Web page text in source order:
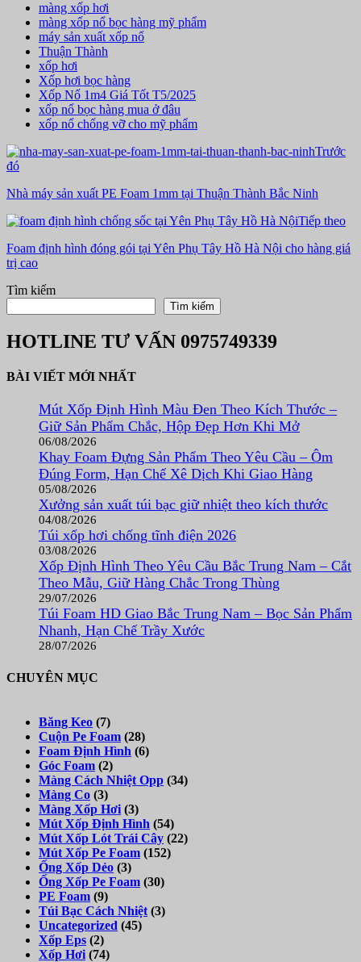
màng xốp hơi
màng xốp nổ bọc hàng mỹ phẩm
máy sản xuất xốp nổ
Thuận Thành
xốp hơi
Xốp hơi bọc hàng
Xốp Nổ 1m4 Giá Tốt T5/2025
xốp nổ bọc hàng mua ở đâu
xốp nổ chống vỡ cho mỹ phẩm
Trước
đó
Nhà máy sản xuất PE Foam 1mm tại Thuận Thành Bắc Ninh
Tiếp theo
Foam định hình đóng gói tại Yên Phụ Tây Hồ Hà Nội cho hàng giá
trị cao
Tìm kiếm
Tìm kiếm
HOTLINE TƯ VẤN 0975749339
BÀI VIẾT MỚI NHẤT
Mút Xốp Định Hình Màu Đen Theo Kích Thước –
Giữ Sản Phẩm Chắc, Hộp Đẹp Hơn Khi Mở
06/08/2026
Khay Foam Đựng Sản Phẩm Theo Yêu Cầu – Ôm
Đúng Form, Hạn Chế Xê Dịch Khi Giao Hàng
05/08/2026
Xưởng sản xuất túi bạc giữ nhiệt theo kích thước
04/08/2026
Túi xốp hơi chống tĩnh điện 2026
03/08/2026
Xốp Định Hình Theo Yêu Cầu Bắc Trung Nam – Cắt
Theo Mẫu, Giữ Hàng Chắc Trong Thùng
29/07/2026
Túi Foam HD Giao Bắc Trung Nam – Bọc Sản Phẩm
Nhanh, Hạn Chế Trầy Xước
28/07/2026
CHUYÊN MỤC
Băng Keo (7)
Cuộn Pe Foam (28)
Foam Định Hình (6)
Góc Foam (2)
Màng Cách Nhiệt Opp (34)
Màng Co (3)
Màng Xốp Hơi (3)
Mút Xốp Định Hình (54)
Mút Xốp Lót Trái Cây (22)
Mút Xốp Pe Foam (152)
Ống Xốp Dẻo (3)
Ống Xốp Pe Foam (30)
PE Foam (9)
Túi Bạc Cách Nhiệt (3)
Uncategorized (45)
Xốp Eps (2)
Xốp Hơi (74)